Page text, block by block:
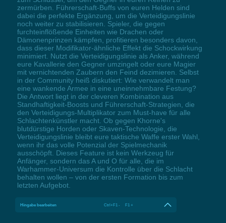
zermürben. Führerschaft-Buffs von euren Helden sind
dabei die perfekte Ergänzung, um die Verteidigungslinie
noch weiter zu stabilisieren. Spieler, die gegen
furchteinflößende Einheiten wie Drachen oder
Dämonenprinzen kämpfen, profitieren besonders davon,
dass dieser Modifikator-ähnliche Effekt die Schockwirkung
minimiert. Nutzt die Verteidigungslinie als Anker, während
eure Kavallerie den Gegner umzingelt oder eure Magier
mit vernichtenden Zaubern den Feind dezimieren. Selbst
in der Community heiß diskutiert: Wie verwandelt man
eine wankende Armee in eine uneinnehmbare Festung?
Die Antwort liegt in der cleveren Kombination aus
Standhaftigkeit-Boosts und Führerschaft-Strategien, die
den Verteidigungs-Multiplikator zum Must-have für alle
Schlachtenkünstler macht. Ob gegen Khorne's
blutdürstige Horden oder Skaven-Technologie, die
Verteidigungslinie bleibt eure taktische Waffe erster Wahl,
wenn ihr das volle Potenzial der Spielmechanik
ausschöpft. Dieses Feature ist kein Werkzeug für
Anfänger, sondern das A und O für alle, die im
Warhammer-Universum die Kontrolle über die Schlacht
behalten wollen – von der ersten Formation bis zum
letzten Aufgebot.
Hingabe bearbeiten Ctrl+F1 - F1 +